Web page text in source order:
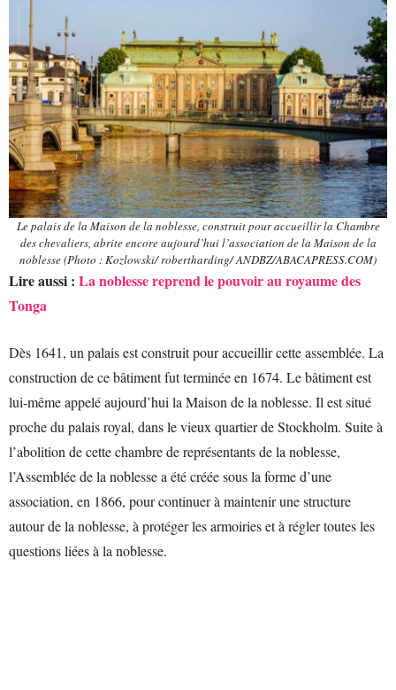
Le palais de la Maison de la noblesse, construit pour accueillir la Chambre
des chevaliers, abrite encore aujourd’hui l’association de la Maison de la
noblesse (Photo : Kozlowski/ robertharding/ ANDBZ/ABACAPRESS.COM)
Lire aussi : La noblesse reprend le pouvoir au royaume des
Tonga
Dès 1641, un palais est construit pour accueillir cette assemblée. La
construction de ce bâtiment fut terminée en 1674. Le bâtiment est
lui-même appelé aujourd’hui la Maison de la noblesse. Il est situé
proche du palais royal, dans le vieux quartier de Stockholm. Suite à
l’abolition de cette chambre de représentants de la noblesse,
l’Assemblée de la noblesse a été créée sous la forme d’une
association, en 1866, pour continuer à maintenir une structure
autour de la noblesse, à protéger les armoiries et à régler toutes les
questions liées à la noblesse.